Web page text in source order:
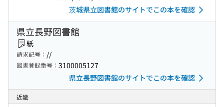
茨城県立図書館のサイトでこの本を確認
県立長野図書館
紙
請求記号： //
図書登録番号： 3100005127
県立長野図書館のサイトでこの本を確認
近畿